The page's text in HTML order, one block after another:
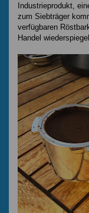
Industrieprodukt,
zum Siebträger
verfügbaren
Handel